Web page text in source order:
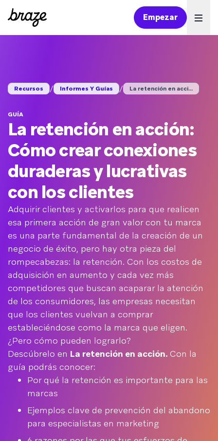
Empezar
Recursos / Informes Y Guías / La retención en acci...
GUÍA
La retención en acción:
Cómo crear conexiones
duraderas y lucrativas
con los clientes
Adquirir clientes y activarlos para que realicen
esa primera acción de gran valor con tu marca
es una parte fundamental de la creación de un
negocio de éxito, pero hay otra pieza del
rompecabezas: la retención. Con los costos de
adquisición en aumento y cada vez más
competidores que buscan acaparar la atención
de los consumidores, las empresas necesitan
que los clientes vuelvan a comprar
estableciéndose como la marca que eligen.
¿Pero cómo pueden lograrlo?
Descúbrelo en La retención en acción. Con la
guía podrás conocer:
Por qué la retención es importante para las
marcas
Ejemplos clave de prevención del abandono
para especialistas en marketing